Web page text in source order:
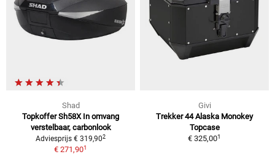
Shad
Topkoffer Sh58X In omvang
verstelbaar, carbonlook
Adviesprijs € 319,902
€ 271,901
Givi
Trekker 44 Alaska Monokey
Topcase
€ 325,001